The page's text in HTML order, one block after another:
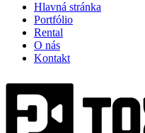
Hlavná stránka
Portfólio
Rental
O nás
Kontakt